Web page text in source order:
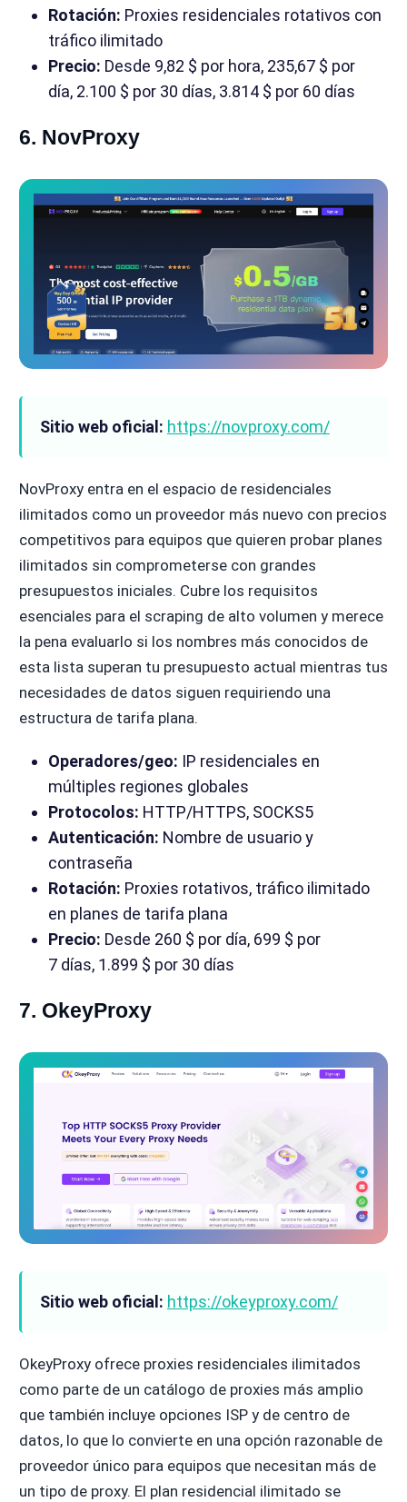
Rotación: Proxies residenciales rotativos con
tráfico ilimitado
Precio: Desde 9,82 $ por hora, 235,67 $ por
día, 2.100 $ por 30 días, 3.814 $ por 60 días
6. NovProxy
Sitio web oficial: https://novproxy.com/
NovProxy entra en el espacio de residenciales
ilimitados como un proveedor más nuevo con precios
competitivos para equipos que quieren probar planes
ilimitados sin comprometerse con grandes
presupuestos iniciales. Cubre los requisitos
esenciales para el scraping de alto volumen y merece
la pena evaluarlo si los nombres más conocidos de
esta lista superan tu presupuesto actual mientras tus
necesidades de datos siguen requiriendo una
estructura de tarifa plana.
Operadores/geo: IP residenciales en
múltiples regiones globales
Protocolos: HTTP/HTTPS, SOCKS5
Autenticación: Nombre de usuario y
contraseña
Rotación: Proxies rotativos, tráfico ilimitado
en planes de tarifa plana
Precio: Desde 260 $ por día, 699 $ por
7 días, 1.899 $ por 30 días
7. OkeyProxy
Sitio web oficial: https://okeyproxy.com/
OkeyProxy ofrece proxies residenciales ilimitados
como parte de un catálogo de proxies más amplio
que también incluye opciones ISP y de centro de
datos, lo que lo convierte en una opción razonable de
proveedor único para equipos que necesitan más de
un tipo de proxy. El plan residencial ilimitado se